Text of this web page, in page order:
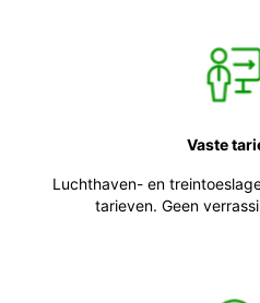
Vaste
Luchthaven- en
tarieven. Geen